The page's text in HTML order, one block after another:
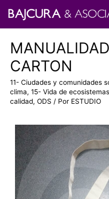
CARTON
11- Ciudades y comunidades
clima, 15- Vida de
calidad, ODS / Por ESTUDIO